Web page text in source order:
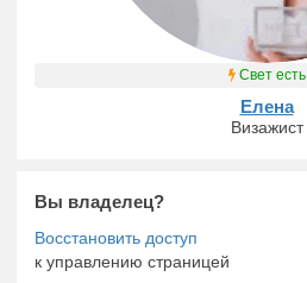
Свет есть
Елена
Визажист
Вы владелец?
к управлению страницей